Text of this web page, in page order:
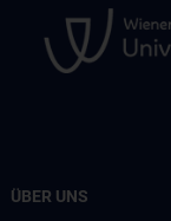
ÜBER UNS